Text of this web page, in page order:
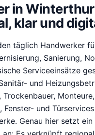
in Winterthur
klar und
täglich Handwerker
Sanierung,
Serviceeinsätze
und
Trockenbauer,
Fenster- und
Genau hier setzt ein